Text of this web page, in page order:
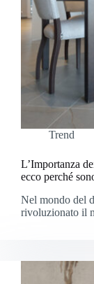
Trend
L’Importanza
ecco perché
Nel mondo del
rivoluzionato il